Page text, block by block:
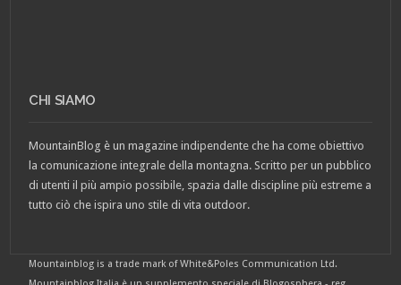
CHI SIAMO
MountainBlog è un magazine indipendente che ha come obiettivo
la comunicazione integrale della montagna. Scritto per un pubblico
di utenti il più ampio possibile, spazia dalle discipline più estreme a
tutto ciò che ispira uno stile di vita outdoor.
Mountainblog is a trade mark of White&Poles Communication Ltd.